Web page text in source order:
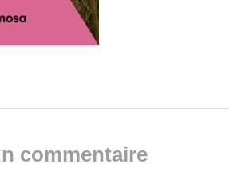
commentaire